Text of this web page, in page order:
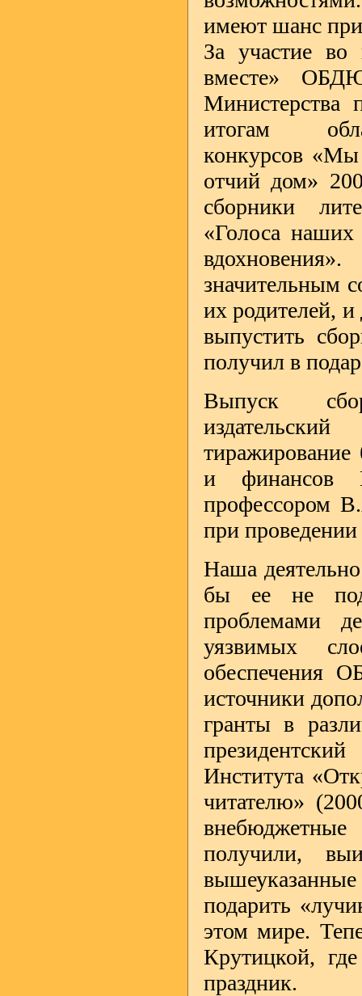
имеют шанс
За участие во
вместе»
Министерства
итогам
конкурсов
отчий дом»
сборники
«Голоса
значительным
их родителей,
выпустить
получил в
Выпуск
и финансов
профессором
при
Наша
бы ее не
проблемами
уязвимых
обеспечения
источники
гранты в
Института
читателю»
получили,
подарить
этом мире.
Крутицкой,
праздник.